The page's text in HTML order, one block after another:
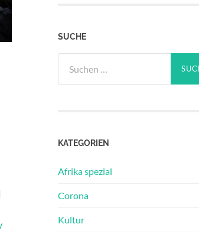
SUCHE
nach:
KATEGORIEN
Afrika spezial
Corona
Kultur